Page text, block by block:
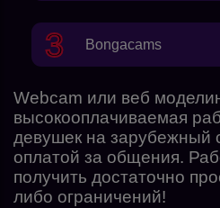
Bongacams
Webcam или веб
высокооплачиваемая
девушек на зарубежный
оплатой за общения.
получить достаточно
либо ограничений!